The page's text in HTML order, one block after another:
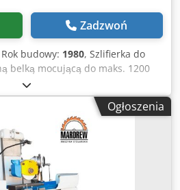
Zadzwoń
budowy: 1980, Szlifierka do
belką mocującą do maks. 1200
obrabianego przedmiotu 30
Ogłoszenia